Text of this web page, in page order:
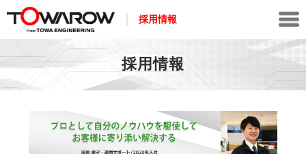
採用情報
採用情報